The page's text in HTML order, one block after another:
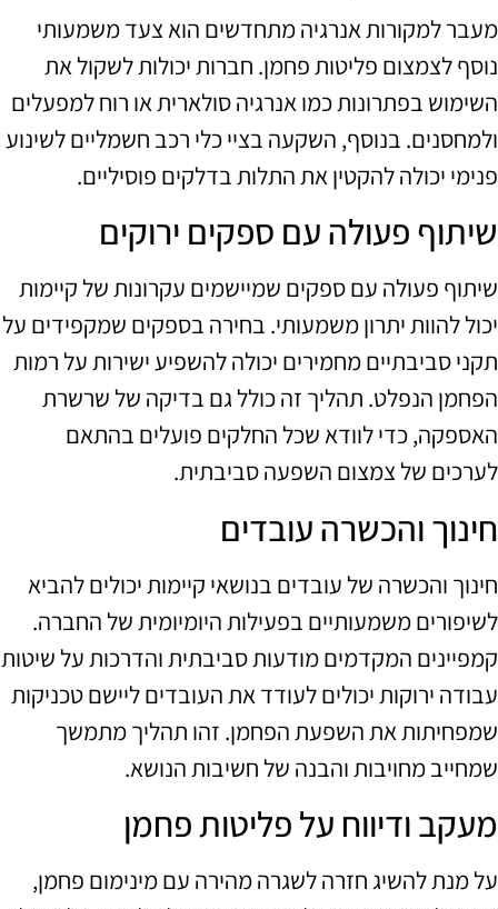
מעבר למקורות אנרגיה מתחדשים הוא צעד משמעותי
נוסף לצמצום פליטות פחמן. חברות יכולות לשקול את
השימוש בפתרונות כמו אנרגיה סולארית או רוח למפעלים
ולמחסנים. בנוסף, השקעה בציי כלי רכב חשמליים לשינוע
פנימי יכולה להקטין את התלות בדלקים פוסיליים.
שיתוף פעולה עם ספקים ירוקים
שיתוף פעולה עם ספקים שמיישמים עקרונות של קיימות
יכול להוות יתרון משמעותי. בחירה בספקים שמקפידים על
תקני סביבתיים מחמירים יכולה להשפיע ישירות על רמות
הפחמן הנפלט. תהליך זה כולל גם בדיקה של שרשרת
האספקה, כדי לוודא שכל החלקים פועלים בהתאם
לערכים של צמצום השפעה סביבתית.
חינוך והכשרה עובדים
חינוך והכשרה של עובדים בנושאי קיימות יכולים להביא
לשיפורים משמעותיים בפעילות היומיומית של החברה.
קמפיינים המקדמים מודעות סביבתית והדרכות על שיטות
עבודה ירוקות יכולים לעודד את העובדים ליישם טכניקות
שמפחיתות את השפעת הפחמן. זהו תהליך מתמשך
שמחייב מחויבות והבנה של חשיבות הנושא.
מעקב ודיווח על פליטות פחמן
על מנת להשיג חזרה לשגרה מהירה עם מינימום פחמן,